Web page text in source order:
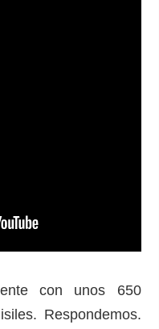
con unos 650
Respondemos.